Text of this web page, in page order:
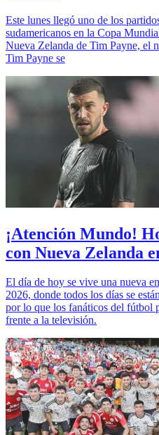
Este lunes llegó uno de los
sudamericanos en la Copa
Nueva Zelanda de Tim Payne, el
Tim Payne se
¡Atención Mundo!
con Nueva Zelanda
El día de hoy se vive una nueva
2026, donde todos los días se
por lo que los fanáticos del fútbol
frente a la televisión.